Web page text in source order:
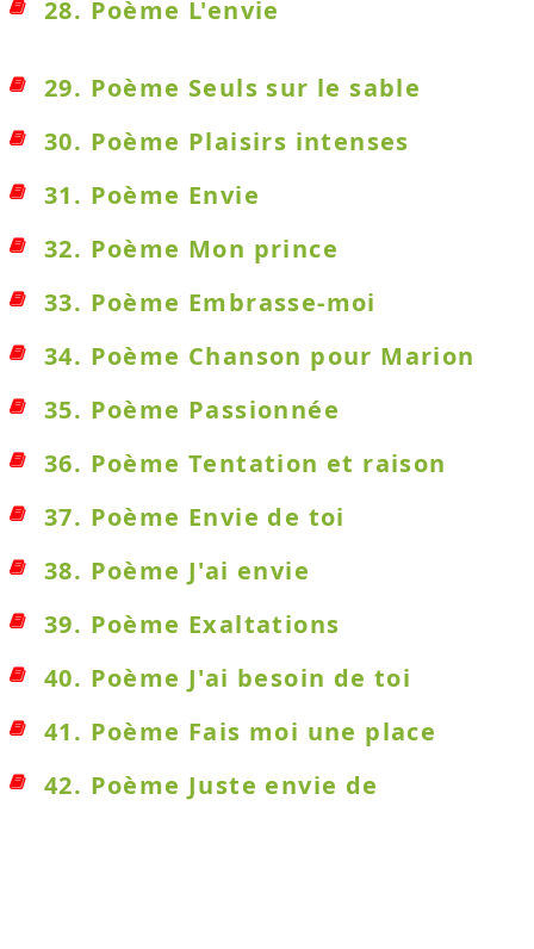
28. Poème L'envie
29. Poème Seuls sur le sable
30. Poème Plaisirs intenses
31. Poème Envie
32. Poème Mon prince
33. Poème Embrasse-moi
34. Poème Chanson pour Marion
35. Poème Passionnée
36. Poème Tentation et raison
37. Poème Envie de toi
38. Poème J'ai envie
39. Poème Exaltations
40. Poème J'ai besoin de toi
41. Poème Fais moi une place
42. Poème Juste envie de